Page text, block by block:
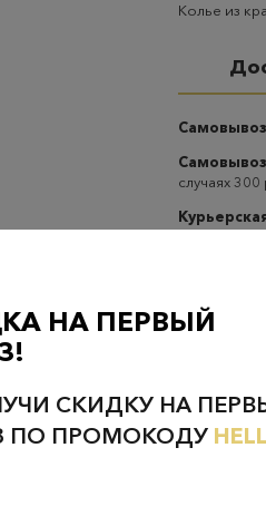
Колье из
Самовывоз
Самовывоз
случаях 300
случаях 300
наличие в
НА ПЕРВЫЙ
СКИДКУ НА
ПО ПРОМОКОДУ